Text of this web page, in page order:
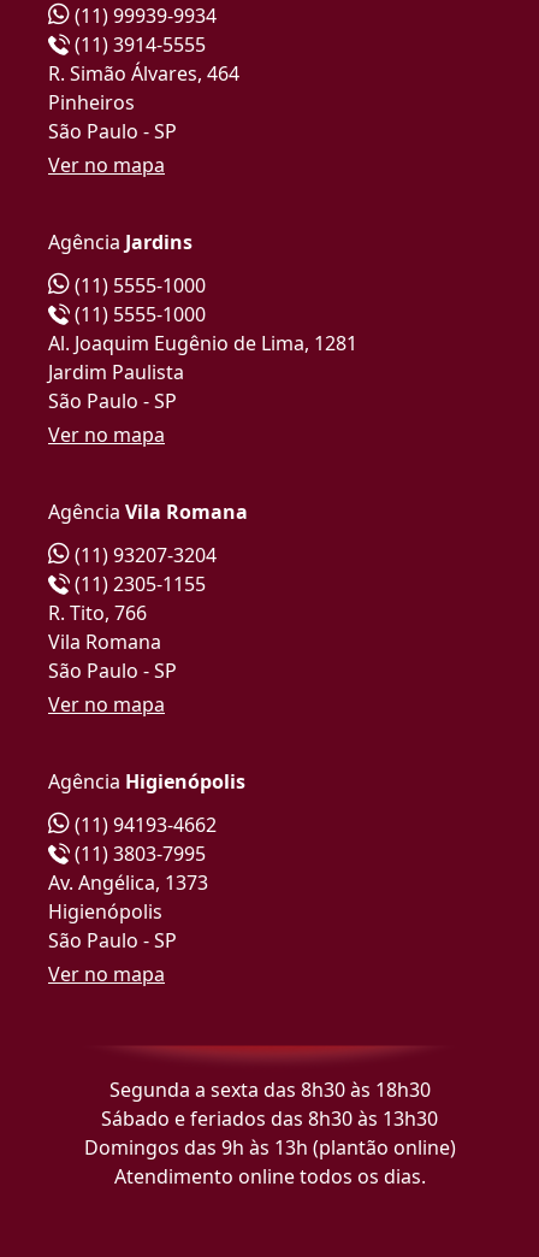
(11) 99939-9934
(11) 3914-5555
R. Simão Álvares, 464
Pinheiros
São Paulo - SP
Ver no mapa
Agência Jardins
(11) 5555-1000
(11) 5555-1000
Al. Joaquim Eugênio de Lima, 1281
Jardim Paulista
São Paulo - SP
Ver no mapa
Agência Vila Romana
(11) 93207-3204
(11) 2305-1155
R. Tito, 766
Vila Romana
São Paulo - SP
Ver no mapa
Agência Higienópolis
(11) 94193-4662
(11) 3803-7995
Av. Angélica, 1373
Higienópolis
São Paulo - SP
Ver no mapa
Segunda a sexta das 8h30 às 18h30
Sábado e feriados das 8h30 às 13h30
Domingos das 9h às 13h (plantão online)
Atendimento online todos os dias.